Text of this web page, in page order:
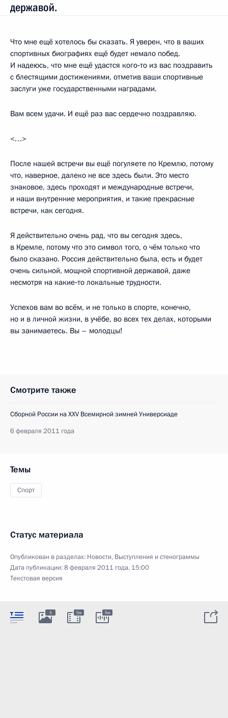
державой.
Что мне ещё хотелось бы сказать. Я уверен, что в ваших
спортивных биографиях ещё будет немало побед.
И надеюсь, что мне ещё удастся кого‑то из вас поздравить
с блестящими достижениями, отметив ваши спортивные
заслуги уже государственными наградами.
Вам всем удачи. И ещё раз вас сердечно поздравляю.
<…>
После нашей встречи вы ещё погуляете по Кремлю, потому
что, наверное, далеко не все здесь были. Это место
знаковое, здесь проходят и международные встречи,
и наши внутренние мероприятия, и такие прекрасные
встречи, как сегодня.
Я действительно очень рад, что вы сегодня здесь,
в Кремле, потому что это символ того, о чём только что
было сказано. Россия действительно была, есть и будет
очень сильной, мощной спортивной державой, даже
несмотря на какие‑то локальные трудности.
Успехов вам во всём, и не только в спорте, конечно,
но и в личной жизни, в учёбе, во всех тех делах, которыми
вы занимаетесь. Вы – молодцы!
Смотрите также
Сборной России на XXV Всемирной зимней Универсиаде
6 февраля 2011 года
Темы
Спорт
Статус материала
Опубликован в разделах: Новости, Выступления и стенограммы
Дата публикации:8 февраля 2011 года, 15:00
Текстовая версия
3 5м 5м